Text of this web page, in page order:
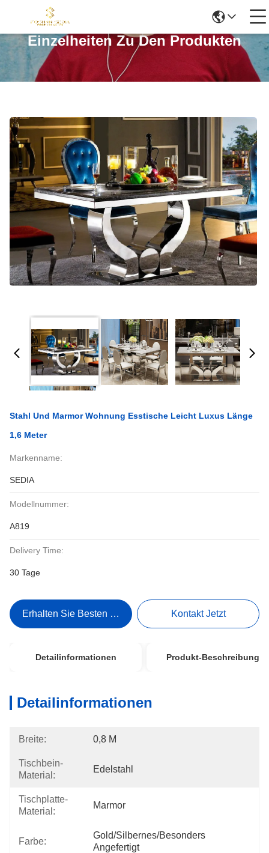
Einzelheiten Zu Den Produkten
Stahl Und Marmor Wohnung Esstische Leicht Luxus Länge
1,6 Meter
Markenname:
SEDIA
Modellnummer:
A819
Delivery Time:
30 Tage
Erhalten Sie Besten Preis Kontakt Jetzt
Detailinformationen Produkt-Beschreibung
Detailinformationen
Breite: 0,8 M
Tischbein-
Material:
Edelstahl
Tischplatte-
Material:
Marmor
Farbe:
Gold/silbernes/besonders
Angefertigt